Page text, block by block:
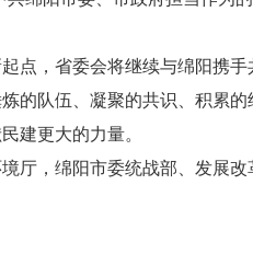
点，省委会将继续与绵阳携
的队伍、凝聚的共识、积累
建更大的力量。
厅，绵阳市委统战部、发展